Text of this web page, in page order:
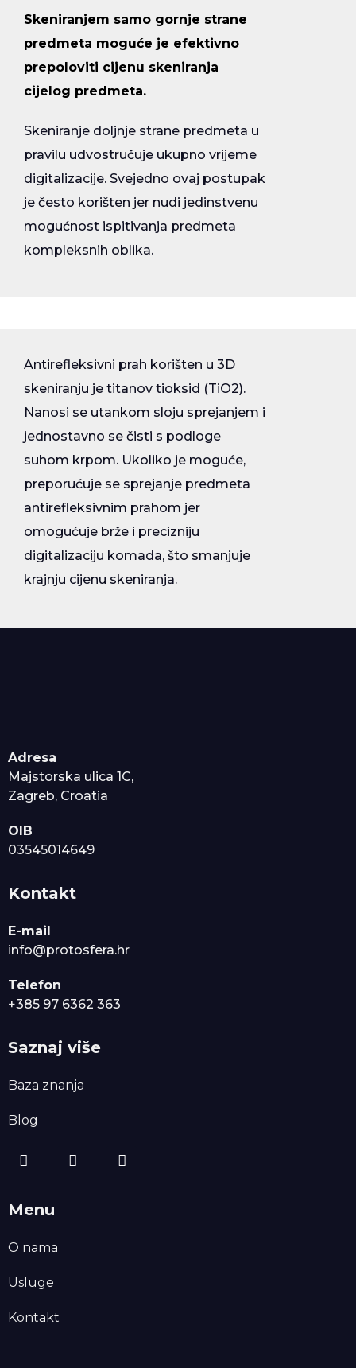
Skeniranjem samo gornje strane
predmeta moguće je efektivno
prepoloviti cijenu skeniranja
cijelog predmeta.
Skeniranje doljnje strane predmeta u
pravilu udvostručuje ukupno vrijeme
digitalizacije. Svejedno ovaj postupak
je često korišten jer nudi jedinstvenu
mogućnost ispitivanja predmeta
kompleksnih oblika.
Antirefleksivni prah korišten u 3D
skeniranju je titanov tioksid (TiO2).
Nanosi se utankom sloju sprejanjem i
jednostavno se čisti s podloge
suhom krpom. Ukoliko je moguće,
preporućuje se sprejanje predmeta
antirefleksivnim prahom jer
omogućuje brže i precizniju
digitalizaciju komada, što smanjuje
krajnju cijenu skeniranja.
Adresa
Majstorska ulica 1C,
Zagreb, Croatia
OIB
03545014649
Kontakt
E-mail
info@protosfera.hr
Telefon
+385 97 6362 363
Saznaj više
Baza znanja
Blog
Menu
O nama
Usluge
Kontakt